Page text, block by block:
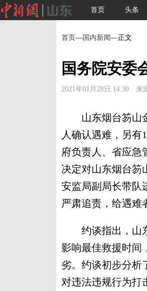
首页 头条
首页— 国内新闻—正文
国务院安委
2021年01月28日 14:30 来
山东烟台笏山金
人确认遇难，另有
府负责人、省应急
决定对山东烟台笏
安监局副局长带队
严肃追责，给遇难
约谈指出，山东
影响最佳救援时间
劣。约谈初步分析
对违法违规行为打